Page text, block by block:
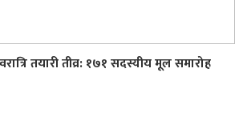
तयारी तीव्र: १७१ सदस्यीय मूल समारोह